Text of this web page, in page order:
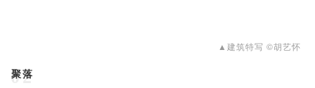
▲建筑特写 ©胡艺怀
02
聚落